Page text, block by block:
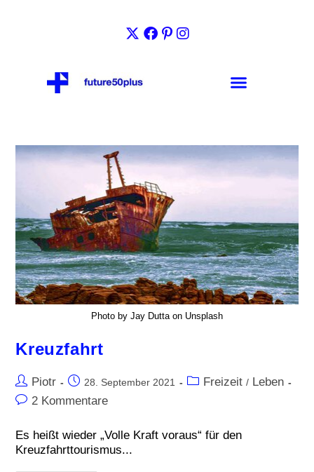
Photo by Jay Dutta on Unsplash
Kreuzfahrt
Piotr 28. September 2021 Freizeit / Leben
2 Kommentare
Es heißt wieder „Volle Kraft voraus“ für den
Kreuzfahrttourismus...